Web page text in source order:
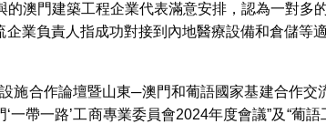
的澳門建築工程企業代表滿意安排，認為一對多
企業負責人指成功對接到內地醫療設備和倉儲等
施合作論壇暨山東─澳門和葡語國家基建合作交
帶一路’工商專業委員會2024年度會議”及“葡語